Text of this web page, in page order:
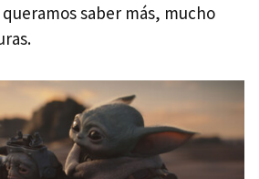
saber más, mucho